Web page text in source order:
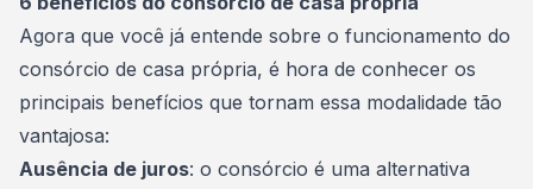
Agora que você já entende sobre o funcionamento do
consórcio de casa própria, é hora de conhecer os
principais benefícios que tornam essa modalidade tão
vantajosa:
Ausência de juros: o consórcio é uma alternativa